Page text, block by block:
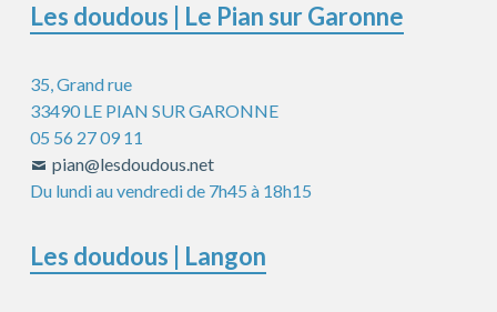
Les doudous | Le Pian sur Garonne
35, Grand rue
33490 LE PIAN SUR GARONNE
05 56 27 09 11
pian@lesdoudous.net
Du lundi au vendredi de 7h45 à 18h15
Les doudous | Langon